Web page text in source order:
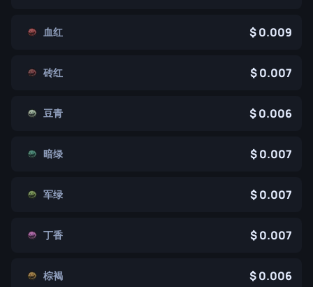
血红 0.009
砖红 0.007
豆青 0.006
暗绿 0.007
军绿 0.007
丁香 0.007
棕褐 0.006